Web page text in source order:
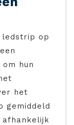
ledstrip op
hun
het
gemiddeld